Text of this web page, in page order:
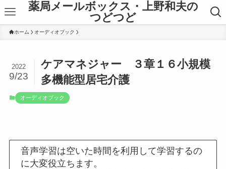
薬局メールボックス・上野和夫の
つどつど
ホーム オーディオブック
ケアマネジャー ３章１６小規模
多機能型居宅介護
2022
9/23
オーディオブック
音声学習は空いた時間を利用して学習するの
に大変役立ちます。